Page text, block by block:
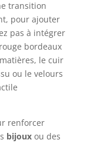
transition
pour ajouter
pas à intégrer
bordeaux
le cuir
ou le velours
renforcer
bijouxou des